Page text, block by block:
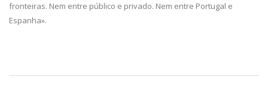
fronteiras. Nem entre público e privado. Nem entre Portugal e
Espanha».